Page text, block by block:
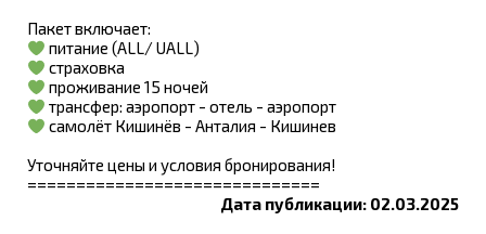
Пакет включает:
питание (ALL/ UALL)
страховка
проживание 15 ночей
трансфер: аэропорт - отель - аэропорт
самолёт Кишинёв - Анталия - Кишинев
Уточняйте цены и условия бронирования!
==============================
Дата публикации: 02.03.2025